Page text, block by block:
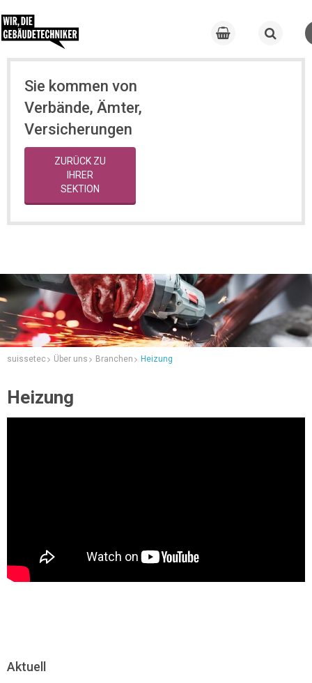
Sie kommen von
Verbände, Ämter,
Versicherungen
ZURÜCK ZU
IHRER
SEKTION
suissetec Über uns Branchen Heizung
Heizung
Aktuell